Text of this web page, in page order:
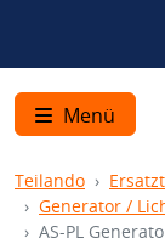
Menü
Teilando
Generator /
AS-PL